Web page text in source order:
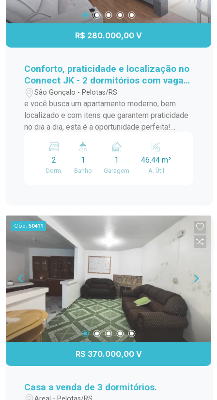
R$ 280.000,00 V
Conforto, praticidade e localização no
Connect JK - 2 dormitórios com vaga
privativa!
São Gonçalo - Pelotas/RS
e você busca um apartamento moderno, bem
localizado e com itens que garantem praticidade
no dia a dia, esta é a oportunidade perfeita!
Connect JK, na Av. JK de Oliveira, este imóvel
oferece tudo que você precisa para morar bem e
com comodidade. A poucos metros do Carrefour,
Características do Imóvel: Dois dormitórios:
Quartos bem distribuídos e com ótima iluminação
natural. Sala e cozinha em conceito aberto:
Ambiente integrado, moderno e funcional, com
sofá e rack na sala. Cozinha planejada: Com
cooktop, geladeira e móveis sob medida que
otimizam o espaço. Área de serviço separada:
Mais organização e praticidade para o dia a dia.
Banheiro social: Com box de vidro, armário com
cuba e espelho. Sacada com churrasqueira: Ideal
para curtir momentos de lazer com amigos e
Segurança e conforto para seu veículo. O
completa, portaria 24 horas e áreas de lazer para
toda a família, além de estar em uma localização
2
Dorm.
1
Banho
1
Garagem
46.44 m²
A. Útil
Cód. 50411
R$ 370.000,00 V
Casa a venda de 3 dormitórios.